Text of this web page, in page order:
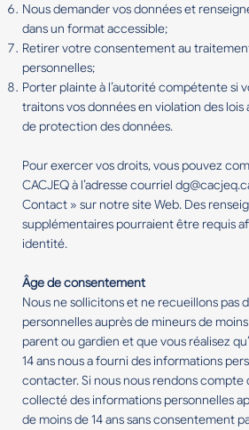
Nous demander vos données et
dans un format accessible;
Retirer votre consentement au
personnelles;
Porter plainte à l’autorité compétente si
traitons vos données en violation des
de protection des données.
Pour exercer vos droits, vous pouvez
CACJEQ à l’adresse courriel
Contact » sur notre site Web. Des
supplémentaires pourraient être requis
identité.
Âge de consentement
Nous ne sollicitons et ne recueillons pas
personnelles auprès de mineurs de
parent ou gardien et que vous réalisez
14 ans nous a fourni des informations
contacter. Si nous nous rendons compte
collecté des informations personnelles
de moins de 14 ans sans consentement